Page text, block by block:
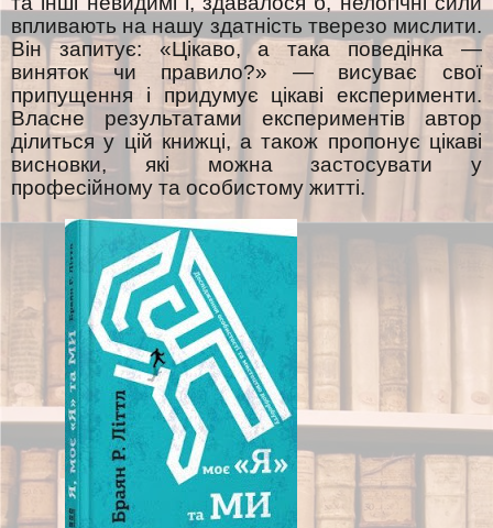
впливають на нашу здатність тверезо мислити.
Він запитує: «Цікаво, а така поведінка —
виняток чи правило?» — висуває свої
припущення і придумує цікаві експерименти.
Власне результатами експериментів автор
ділиться у цій книжці, а також пропонує цікаві
висновки, які можна застосувати у
професійному та особистому житті.